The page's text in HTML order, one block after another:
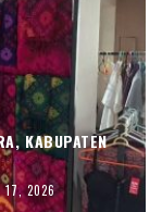
KABUPATEN
17, 2026